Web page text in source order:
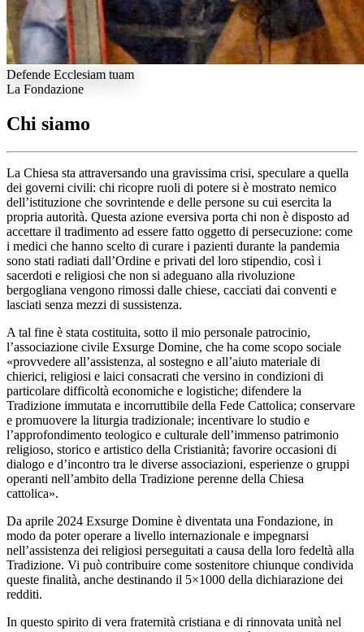
Defende Ecclesiam tuam
La Fondazione
Chi siamo
La Chiesa sta attraversando una gravissima crisi, speculare a quella
dei governi civili: chi ricopre ruoli di potere si è mostrato nemico
dell’istituzione che sovrintende e delle persone su cui esercita la
propria autorità. Questa azione eversiva porta chi non è disposto ad
accettare il tradimento ad essere fatto oggetto di persecuzione: come
i medici che hanno scelto di curare i pazienti durante la pandemia
sono stati radiati dall’Ordine e privati del loro stipendio, così i
sacerdoti e religiosi che non si adeguano alla rivoluzione
bergogliana vengono rimossi dalle chiese, cacciati dai conventi e
lasciati senza mezzi di sussistenza.
A tal fine è stata costituita, sotto il mio personale patrocinio,
l’associazione civile Exsurge Domine, che ha come scopo sociale
«provvedere all’assistenza, al sostegno e all’aiuto materiale di
chierici, religiosi e laici consacrati che versino in condizioni di
particolare difficoltà economiche e logistiche; difendere la
Tradizione immutata e incorruttibile della Fede Cattolica; conservare
e promuovere la liturgia tradizionale; incentivare lo studio e
l’approfondimento teologico e culturale dell’immenso patrimonio
religioso, storico e artistico della Cristianità; favorire occasioni di
dialogo e d’incontro tra le diverse associazioni, esperienze o gruppi
operanti nell’ambito della Tradizione perenne della Chiesa
cattolica».
Da aprile 2024 Exsurge Domine è diventata una Fondazione, in
modo da poter operare a livello internazionale e impegnarsi
nell’assistenza dei religiosi perseguitati a causa della loro fedeltà alla
Tradizione. Vi può contribuire come sostenitore chiunque condivida
queste finalità, anche destinando il 5×1000 della dichiarazione dei
redditi.
In questo spirito di vera fraternità cristiana e di rinnovata unità nel